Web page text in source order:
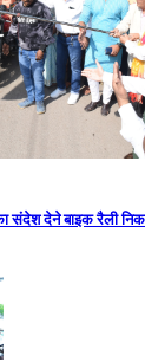
संदेश देने बाइक रैली